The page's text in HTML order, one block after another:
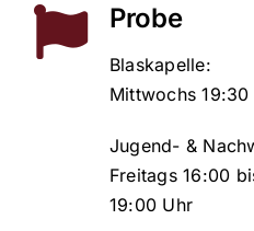
Probe
Blaskapelle:
Mittwochs
Jugend- &
Freitags 16:00
19:00 Uhr